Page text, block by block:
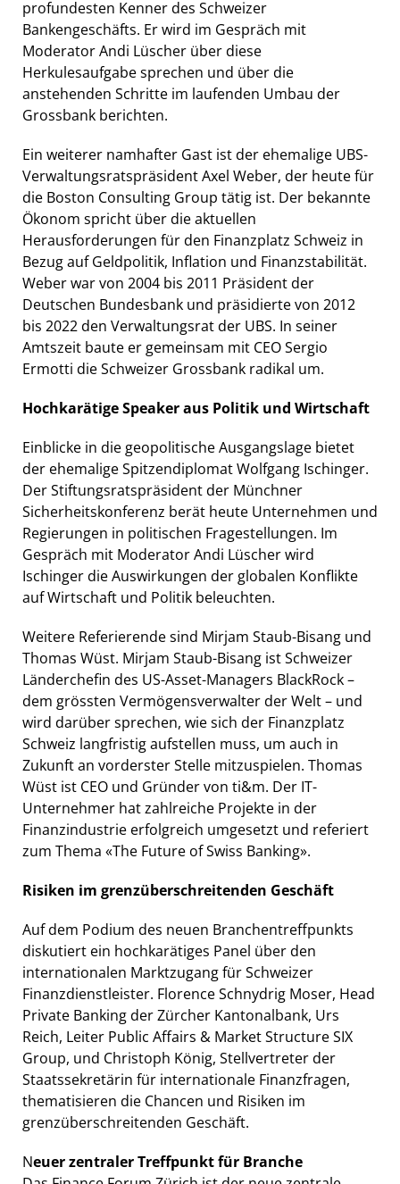
profundesten Kenner des Schweizer
Bankengeschäfts. Er wird im Gespräch mit
Moderator Andi Lüscher über diese
Herkulesaufgabe sprechen und über die
anstehenden Schritte im laufenden Umbau der
Grossbank berichten.
Ein weiterer namhafter Gast ist der ehemalige UBS-
Verwaltungsratspräsident Axel Weber, der heute für
die Boston Consulting Group tätig ist. Der bekannte
Ökonom spricht über die aktuellen
Herausforderungen für den Finanzplatz Schweiz in
Bezug auf Geldpolitik, Inflation und Finanzstabilität.
Weber war von 2004 bis 2011 Präsident der
Deutschen Bundesbank und präsidierte von 2012
bis 2022 den Verwaltungsrat der UBS. In seiner
Amtszeit baute er gemeinsam mit CEO Sergio
Ermotti die Schweizer Grossbank radikal um.
Hochkarätige Speaker aus Politik und Wirtschaft
Einblicke in die geopolitische Ausgangslage bietet
der ehemalige Spitzendiplomat Wolfgang Ischinger.
Der Stiftungsratspräsident der Münchner
Sicherheitskonferenz berät heute Unternehmen und
Regierungen in politischen Fragestellungen. Im
Gespräch mit Moderator Andi Lüscher wird
Ischinger die Auswirkungen der globalen Konflikte
auf Wirtschaft und Politik beleuchten.
Weitere Referierende sind Mirjam Staub-Bisang und
Thomas Wüst. Mirjam Staub-Bisang ist Schweizer
Länderchefin des US-Asset-Managers BlackRock –
dem grössten Vermögensverwalter der Welt – und
wird darüber sprechen, wie sich der Finanzplatz
Schweiz langfristig aufstellen muss, um auch in
Zukunft an vorderster Stelle mitzuspielen. Thomas
Wüst ist CEO und Gründer von ti&m. Der IT-
Unternehmer hat zahlreiche Projekte in der
Finanzindustrie erfolgreich umgesetzt und referiert
zum Thema «The Future of Swiss Banking».
Risiken im grenzüberschreitenden Geschäft
Auf dem Podium des neuen Branchentreffpunkts
diskutiert ein hochkarätiges Panel über den
internationalen Marktzugang für Schweizer
Finanzdienstleister. Florence Schnydrig Moser, Head
Private Banking der Zürcher Kantonalbank, Urs
Reich, Leiter Public Affairs & Market Structure SIX
Group, und Christoph König, Stellvertreter der
Staatssekretärin für internationale Finanzfragen,
thematisieren die Chancen und Risiken im
grenzüberschreitenden Geschäft.
Neuer zentraler Treffpunkt für Branche